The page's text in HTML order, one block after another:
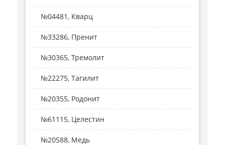
№04481, Кварц
№33286, Пренит
№30365, Тремолит
№22275, Тагилит
№20355, Родонит
№61115, Целестин
№20588, Медь